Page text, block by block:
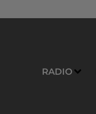
RADIO